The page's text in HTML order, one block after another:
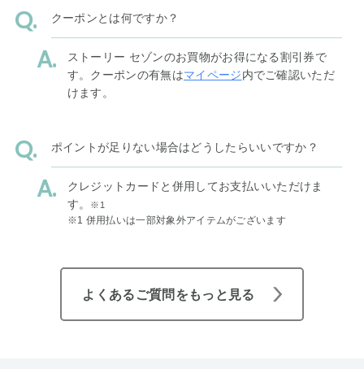
クーポンとは何ですか？
ストーリー セゾンのお買物がお得になる割引券で
す。クーポンの有無はマイページ内でご確認いただ
けます。
ポイントが足りない場合はどうしたらいいですか？
クレジットカードと併用してお支払いいただけま
す。
※1
※1 併用払いは一部対象外アイテムがございます
よくあるご質問をもっと見る